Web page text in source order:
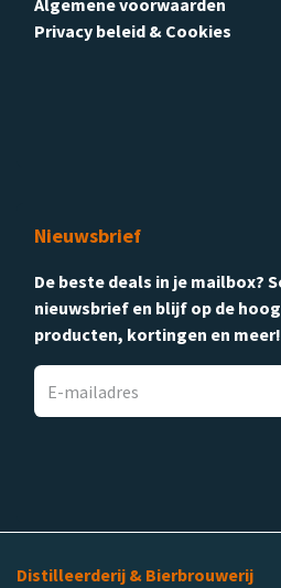
Algemene voorwaarden
Privacy beleid & Cookies
Nieuwsbrief
De beste deals in je mailbox?
nieuwsbrief en blijf op de
producten, kortingen en meer!
Distilleerderij & Bierbrouwerij